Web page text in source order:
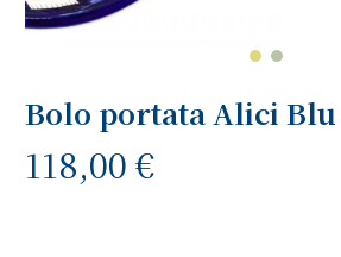
Bolo portata Alici Blu
118,00 €